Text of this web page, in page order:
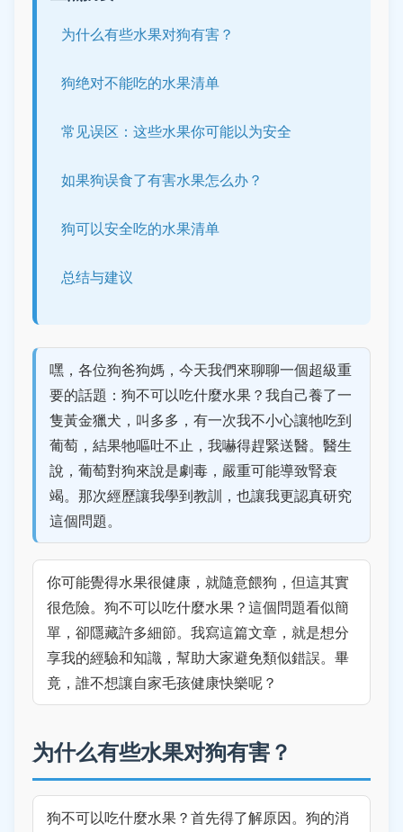
为什么有些水果对狗有害？
狗绝对不能吃的水果清单
常见误区：这些水果你可能以为安全
如果狗误食了有害水果怎么办？
狗可以安全吃的水果清单
总结与建议
嘿，各位狗爸狗媽，今天我們來聊聊一個超級重
要的話題：狗不可以吃什麼水果？我自己養了一
隻黃金獵犬，叫多多，有一次我不小心讓牠吃到
葡萄，結果牠嘔吐不止，我嚇得趕緊送醫。醫生
說，葡萄對狗來說是劇毒，嚴重可能導致腎衰
竭。那次經歷讓我學到教訓，也讓我更認真研究
這個問題。
你可能覺得水果很健康，就隨意餵狗，但這其實
很危險。狗不可以吃什麼水果？這個問題看似簡
單，卻隱藏許多細節。我寫這篇文章，就是想分
享我的經驗和知識，幫助大家避免類似錯誤。畢
竟，誰不想讓自家毛孩健康快樂呢？
为什么有些水果对狗有害？
狗不可以吃什麼水果？首先得了解原因。狗的消